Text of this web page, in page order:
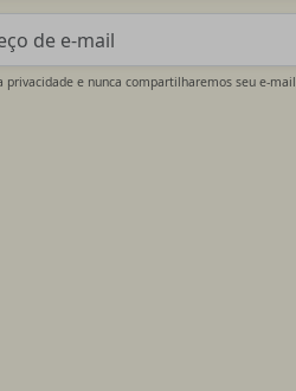
privacidade e nunca compartilharemos seu e-mail